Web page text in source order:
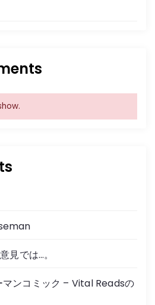
i
o
n
見では…。
マンコミック – Vital Readsの